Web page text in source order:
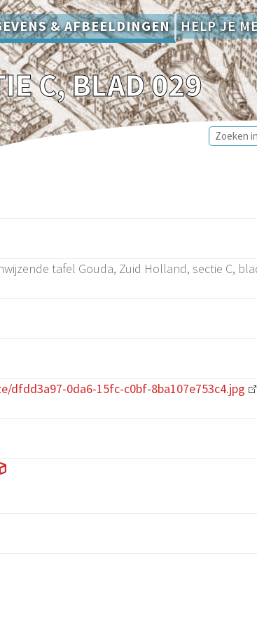
& AFBEELDINGEN HELP JE
C, BLAD 029
tafel Gouda, Zuid Holland, sectie C,
0da6-15fc-c0bf-8ba107e753c4.jpg